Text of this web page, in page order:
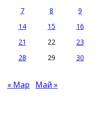
7
8 9
14
15 16
21
22 23
28
29 30
« Мар Май »